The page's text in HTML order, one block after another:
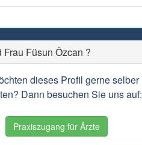
Frau Füsun Özcan ?
dieses Profil gerne selber
Dann besuchen Sie uns auf:
Praxiszugang für Ärzte